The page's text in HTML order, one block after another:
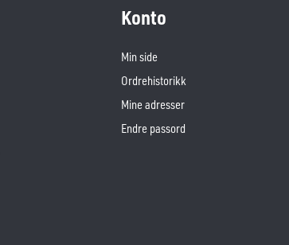
Konto
Min side
Ordrehistorikk
Mine adresser
Endre passord